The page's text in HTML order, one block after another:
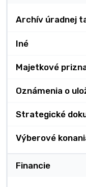
Archív úradnej
Iné
Majetkové
Oznámenia o
Strategické
Výberové
Financie